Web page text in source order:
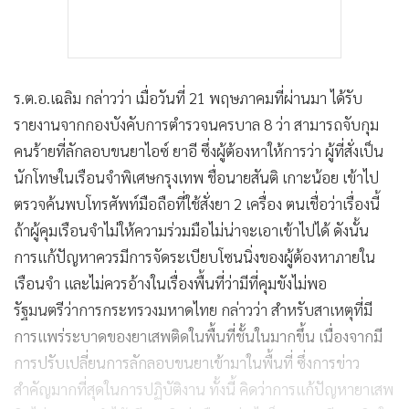
ร.ต.อ.เฉลิม กล่าวว่า เมื่อวันที่ 21 พฤษภาคมที่ผ่านมา ได้รับ
รายงานจากกองบังคับการตำรวจนครบาล 8 ว่า สามารถจับกุม
คนร้ายที่ลักลอบขนยาไอซ์ ยาอี ซึ่งผู้ต้องหาให้การว่า ผู้ที่สั่งเป็น
นักโทษในเรือนจำพิเศษกรุงเทพ ชื่อนายสันติ เกาะน้อย เข้าไป
ตรวจค้นพบโทรศัพท์มือถือที่ใช้สั่งยา 2 เครื่อง ตนเชื่อว่าเรื่องนี้
ถ้าผู้คุมเรือนจำไม่ให้ความร่วมมือไม่น่าจะเอาเข้าไปได้ ดังนั้น
การแก้ปัญหาควรมีการจัดระเบียบโซนนิ่งของผู้ต้องหาภายใน
เรือนจำ และไม่ควรอ้างในเรื่องพื้นที่ว่ามีที่คุมขังไม่พอ
รัฐมนตรีว่าการกระทรวงมหาดไทย กล่าวว่า สำหรับสาเหตุที่มี
การแพร่ระบาดของยาเสพติดในพื้นที่ชั้นในมากขึ้น เนื่องจากมี
การปรับเปลี่ยนการลักลอบขนยาเข้ามาในพื้นที่ ซึ่งการข่าว
สำคัญมากที่สุดในการปฏิบัติงาน ทั้งนี้ คิดว่าการแก้ปัญหายาเสพ